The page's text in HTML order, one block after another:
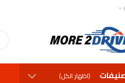
(اظهار الكل)